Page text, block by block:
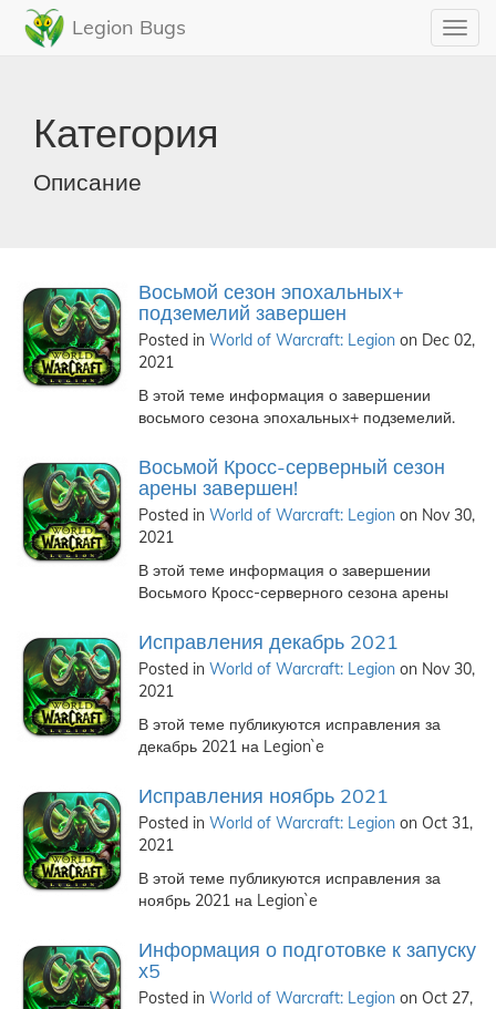
Legion Bugs
Категория
Описание
Восьмой сезон эпохальных+
подземелий завершен
Posted in World of Warcraft: Legion on Dec 02,
2021
В этой теме информация о завершении
восьмого сезона эпохальных+ подземелий.
Восьмой Кросс-серверный сезон
арены завершен!
Posted in World of Warcraft: Legion on Nov 30,
2021
В этой теме информация о завершении
Восьмого Кросс-серверного сезона арены
Исправления декабрь 2021
Posted in World of Warcraft: Legion on Nov 30,
2021
В этой теме публикуются исправления за
декабрь 2021 на Legion`e
Исправления ноябрь 2021
Posted in World of Warcraft: Legion on Oct 31,
2021
В этой теме публикуются исправления за
ноябрь 2021 на Legion`e
Информация о подготовке к запуску
х5
Posted in World of Warcraft: Legion on Oct 27,